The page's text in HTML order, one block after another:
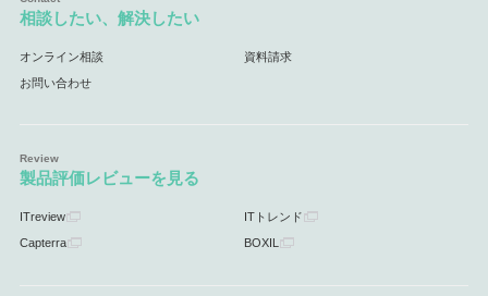
相談したい、解決したい
オンライン相談 資料請求
お問い合わせ
製品評価レビューを見る
ITreview ITトレンド
Capterra BOXIL